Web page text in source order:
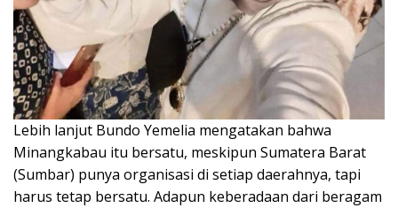
Lebih lanjut Bundo Yemelia mengatakan bahwa
Minangkabau itu bersatu, meskipun Sumatera Barat
(Sumbar) punya organisasi di setiap daerahnya, tapi
harus tetap bersatu. Adapun keberadaan dari beragam